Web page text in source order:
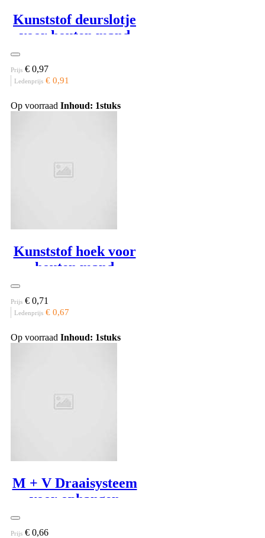
Kunststof deurslotje
voor houten mand
Prijs € 0,97
Ledenprijs € 0,91
Op voorraad Inhoud: 1stuks
Kunststof hoek voor
houten mand
Prijs € 0,71
Ledenprijs € 0,67
Op voorraad Inhoud: 1stuks
M + V Draaisysteem
voor ophangen
Prijs € 0,66